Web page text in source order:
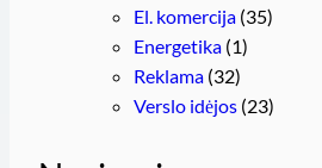
El. komercija (35)
Energetika (1)
Reklama (32)
Verslo idėjos (23)